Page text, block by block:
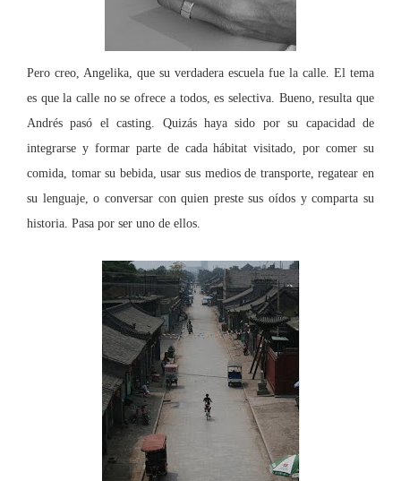
Pero creo, Angelika, que su verdadera escuela fue la calle. El tema
es que la calle no se ofrece a todos, es selectiva. Bueno, resulta que
Andrés pasó el casting. Quizás haya sido por su capacidad de
integrarse y formar parte de cada hábitat visitado, por comer su
comida, tomar su bebida, usar sus medios de transporte, regatear en
su lenguaje, o conversar con quien preste sus oídos y comparta su
historia. Pasa por ser uno de ellos.